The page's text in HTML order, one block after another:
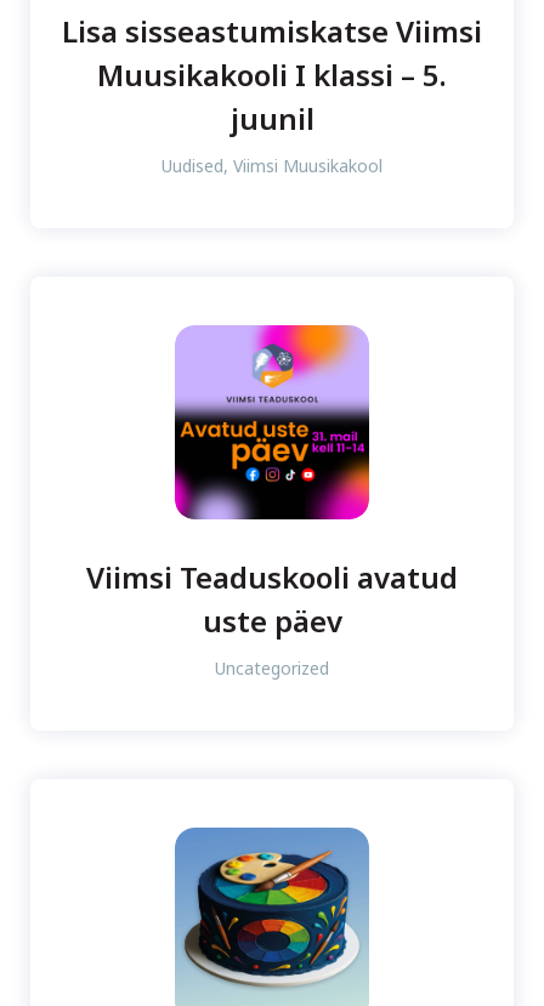
Lisa sisseastumiskatse Viimsi
Muusikakooli I klassi – 5.
juunil
Uudised, Viimsi Muusikakool
Viimsi Teaduskooli avatud
uste päev
Uncategorized